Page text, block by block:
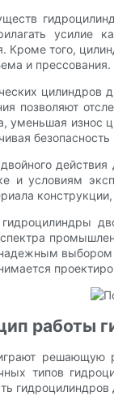
Кроме того,
и прессования.
цилиндров
позволяют
уменьшая износ
и условиям
выбором
работы
типов